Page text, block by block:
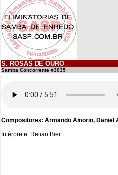
S. ROSAS DE OURO
Samba Concorrente #3035
Compositores: Armando Amorin, Daniel
Intérprete: Renan Bier